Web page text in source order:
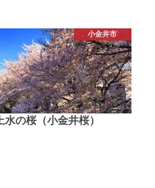
小金井市
水の桜（小金井桜）